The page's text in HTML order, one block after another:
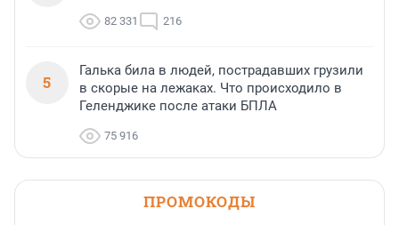
82 331 216
5
Галька била в людей, пострадавших грузили
в скорые на лежаках. Что происходило в
Геленджике после атаки БПЛА
75 916
ПРОМОКОДЫ